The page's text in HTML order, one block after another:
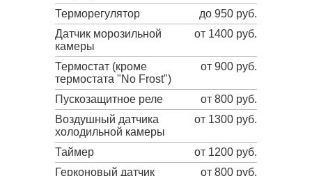
Терморегулятор
до 950 руб.
Датчик морозильной
камеры
от 1400 руб.
Термостат (кроме
термостата "No Frost")
от 900 руб.
Пускозащитное реле
от 800 руб.
Воздушный датчика
холодильной камеры
от 1300 руб.
Таймер
от 1200 руб.
Герконовый датчик
от 800 руб.